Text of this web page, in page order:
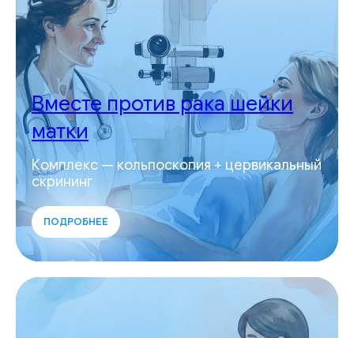
Вместе против рака шейки
матки
Комплекс — кольпоскопия + цервикальный
скрининг
ПОДРОБНЕЕ